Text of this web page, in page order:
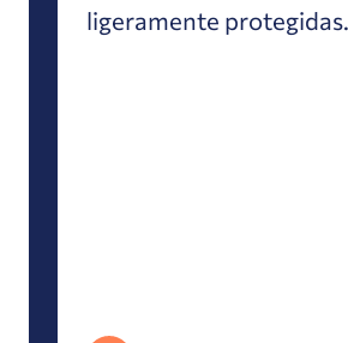
ligeramente protegidas.